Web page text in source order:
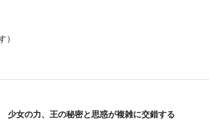
少女の力、王の秘密と思惑が複雑に交錯する